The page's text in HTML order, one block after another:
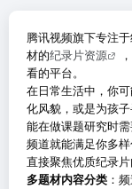
腾讯视频旗下专注
材的纪录片资源
看的平台。
在日常生活中，你
化风貌，或是为孩
能在做课题研究时
频道就能满足你多
直接聚焦优质纪录片
多题材内容分类 ：